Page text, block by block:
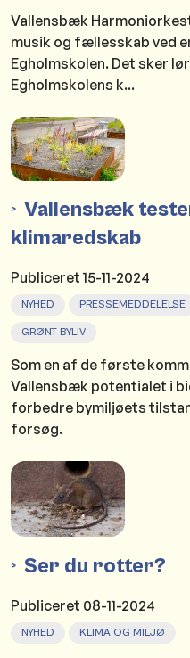
Vallensbæk
musik og fællesskab ved
Egholmskolen. Det sker
Egholmskolens k...
Vallensbæk
klimaredskab
Publiceret15-11-2024
NYHED PRESSEMEDDELELSE
GRØNT BYLIV
Som en af de første
Vallensbæk potentialet i
forbedre bymiljøets
forsøg.
Ser du rotter?
Publiceret 08-11-2024
NYHED KLIMA OG MILJØ